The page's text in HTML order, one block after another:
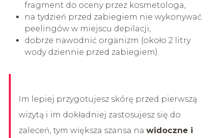
fragment do oceny przez kosmetologa,
na tydzień przed zabiegiem nie wykonywać
peelingów w miejscu depilacji,
dobrze nawodnić organizm (około 2 litry
wody dziennie przed zabiegiem).
Im lepiej przygotujesz skórę przed pierwszą
wizytą i im dokładniej zastosujesz się do
zaleceń, tym większa szansa na widoczne i